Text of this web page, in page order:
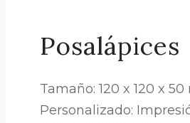
Posalápices
Tamaño: 120 x 120 x
Personalizado: